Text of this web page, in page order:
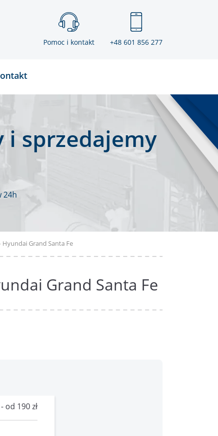
Pomoc i kontakt +48 601 856 277
i sprzedajemy
24h
Grand Santa Fe
Grand Santa Fe
od 190 zł